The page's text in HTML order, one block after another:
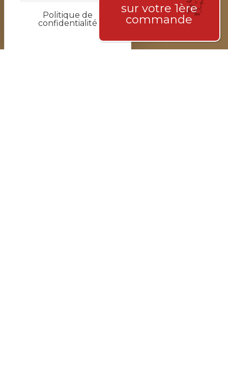
PIERRE RICHARD
E-BOUTIQUE
ACTUALITÉS
sur votre 1ère
commande
Politique de
confidentialité